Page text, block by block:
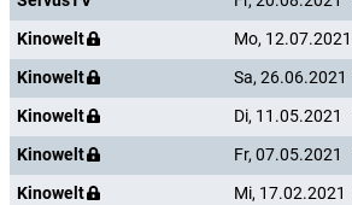
Kinowelt
Mo, 12.07.2021
Kinowelt
Sa, 26.06.2021
Kinowelt
Di, 11.05.2021
Kinowelt
Fr, 07.05.2021
Kinowelt
Mi, 17.02.2021